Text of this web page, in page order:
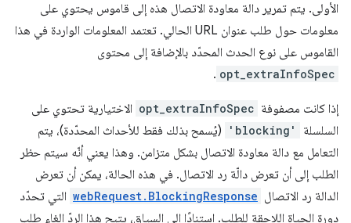
الأولى. يتم تمرير دالة معاودة الاتصال هذه إلى قاموس يحتوي على
معلومات حول طلب عنوان URL الحالي. تعتمد المعلومات الواردة في هذا
القاموس على نوع الحدث المحدّد بالإضافة إلى محتوى
opt_extraInfoSpec
.
إذا كانت مصفوفة opt_extraInfoSpec الاختيارية تحتوي على
السلسلة
'blocking'
(يُسمح بذلك فقط للأحداث المحدّدة)، يتم
التعامل مع دالة معاودة الاتصال بشكل متزامن. وهذا يعني أنّه سيتم حظر
الطلب إلى أن تعرض دالّة رد الاتصال. في هذه الحالة، يمكن أن تعرض
الدالة رد الاتصال webRequest.BlockingResponse التي تحدّد
دورة الحياة اللاحقة للطلب. استنادًا إلى السياق، يتيح هذا الردّ إلغاء طلب